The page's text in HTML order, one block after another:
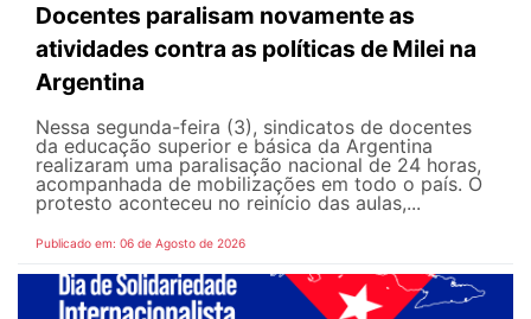
Docentes paralisam novamente as
atividades contra as políticas de Milei na
Argentina
Nessa segunda-feira (3), sindicatos de docentes
da educação superior e básica da Argentina
realizaram uma paralisação nacional de 24 horas,
acompanhada de mobilizações em todo o país. O
protesto aconteceu no reinício das aulas,...
Publicado em: 06 de Agosto de 2026